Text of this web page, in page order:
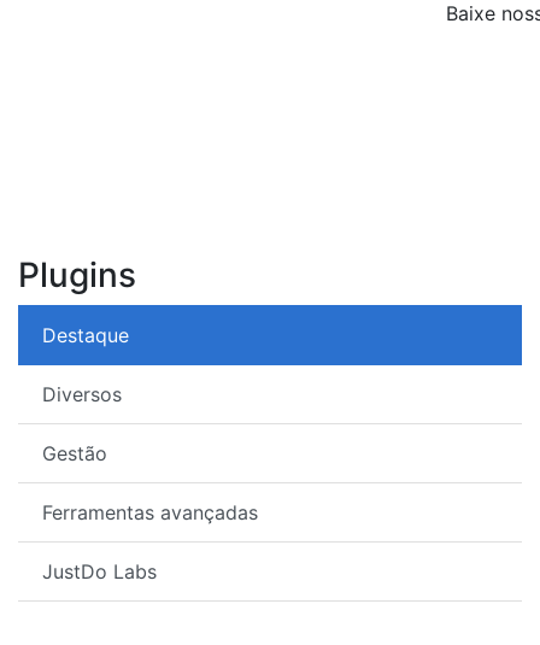
Baixe
Plugins
Destaque
Diversos
Gestão
Ferramentas avançadas
JustDo Labs